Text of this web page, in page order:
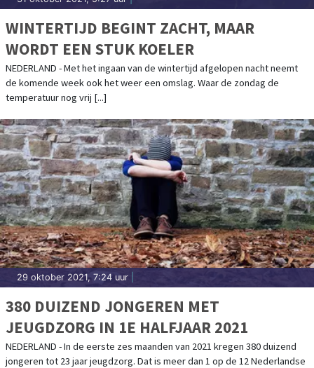
WINTERTIJD BEGINT ZACHT, MAAR
WORDT EEN STUK KOELER
NEDERLAND - Met het ingaan van de wintertijd afgelopen nacht neemt
de komende week ook het weer een omslag. Waar de zondag de
temperatuur nog vrij [...]
29 oktober 2021, 7:24 uur
380 DUIZEND JONGEREN MET
JEUGDZORG IN 1E HALFJAAR 2021
NEDERLAND - In de eerste zes maanden van 2021 kregen 380 duizend
jongeren tot 23 jaar jeugdzorg. Dat is meer dan 1 op de 12 Nederlandse